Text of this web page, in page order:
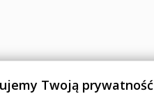
Twoją prywatność